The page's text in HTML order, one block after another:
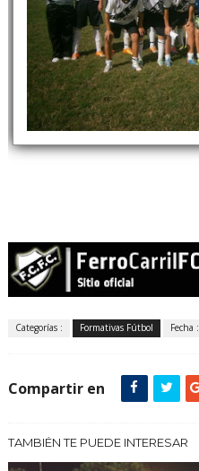
Categorías : Formativas Fútbol Fecha :
Compartir en
TAMBIÉN TE PUEDE INTERESAR